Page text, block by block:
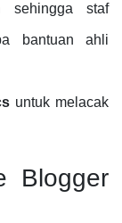
sehingga staf
bantuan ahli
untuk melacak
Blogger